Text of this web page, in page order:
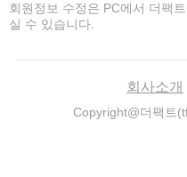
회원정보 수정은 PC에서 더팩
실 수 있습니다.
회사소개
Copyright@더팩트